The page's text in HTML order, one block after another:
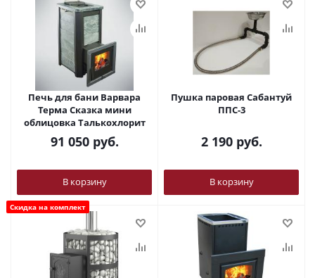
Печь для бани Варвара
Терма Сказка мини
облицовка Талькохлорит
91 050руб.
В корзину
Пушка паровая Сабантуй
ППС-3
2 190руб.
В корзину
Скидка на комплект